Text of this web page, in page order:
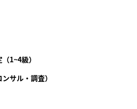
1~4級）
サル・調査）